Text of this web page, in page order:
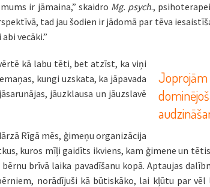
ir jāmaina,” skaidro Mg. psych.,
tad jau šodien ir jādomā par tēva
vecāki.”
Joprojām
kā labu tēti, bet atzīst, ka viņi
kungi uzskata, ka jāpavada
jāuzklausa un jāuzslavē
Rīgā mēs, ģimeņu organizācija
kuros mīļi gaidīts ikviens, kam ģimene un
brīvā laika pavadīšanu kopā. Aptaujas
norādījuši kā būtiskāko, lai kļūtu par vēl